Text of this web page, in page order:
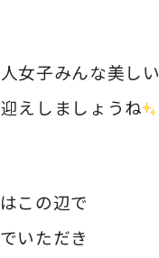
女子みんな美し
えしましょうね
この辺で
いただき